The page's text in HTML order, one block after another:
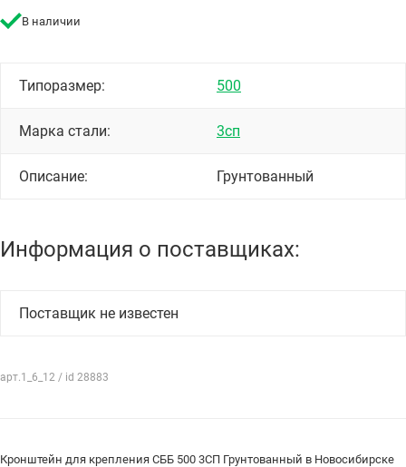
В наличии
Типоразмер: 500
Марка стали: 3сп
Описание: Грунтованный
Информация о поставщиках:
Поставщик не известен
арт.1_6_12 / id 28883
Кронштейн для крепления СББ 500 3СП Грунтованный в Новосибирске